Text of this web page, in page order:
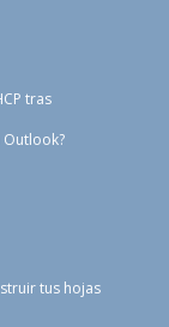
tras
tus hojas